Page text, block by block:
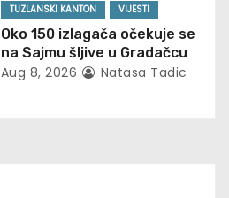
TUZLANSKI KANTON VIJESTI
Oko 150 izlagača očekuje se
na Sajmu šljive u Gradačcu
Aug 8, 2026 Natasa Tadic